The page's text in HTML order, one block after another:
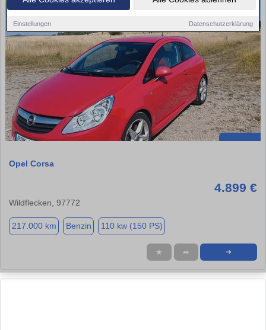
Einstellungen Datenschutzerklärung
Opel Corsa
4.899 €
Wildflecken, 97772
217.000 km Benzin 110 kw (150 PS)
★ ➦ ➜